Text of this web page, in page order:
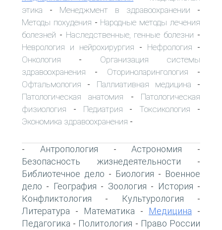
этика - Менеджмент в здравоохранении -
Методы похудения - Народные методы лечения
болезней - Наследственные, генные болезни -
Неврология и нейрохирургия - Нефрология -
Онкология - Организация системы
здравоохранения - Оториноларингология -
Офтальмология - Паллиативная медицина -
Патологическая анатомия - Патологическая
физиология - Педиатрия - Токсикология -
Экономика здравоохранения -
- Антропология -Астрономия -
Безопасность жизнедеятельности -
Библиотечное дело - Биология - Военное
дело - География - Зоология - История -
Конфликтология - Культурология -
Литература - Математика - Медицина -
Педагогика - Политология - Право России